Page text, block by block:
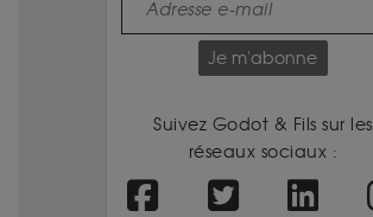
Je m'abonne
Suivez Godot & Fils sur les
réseaux sociaux :